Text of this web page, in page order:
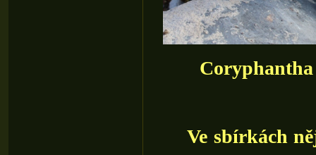
Coryphantha
Ve sbírkách